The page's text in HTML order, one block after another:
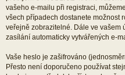
vašeho e-mailu při registraci,
všech případech dostanete možnost
veřejně zobrazitelné. Dále ve vašem
zasílání automaticky vytvářených e-
Vaše heslo je zašifrováno
Přesto není doporučeno používat